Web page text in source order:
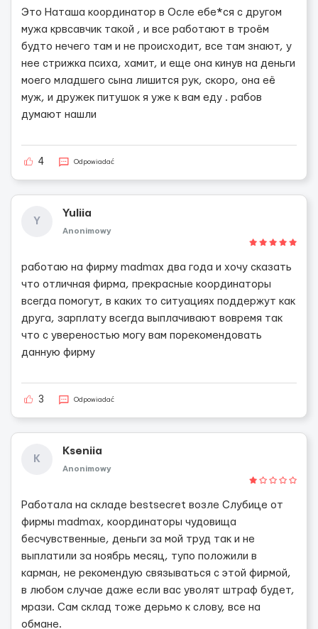
Это Наташа координатор в Осле ебе*ся с другом
мужа крвсавчик такой , и все работают в троём
будто нечего там и не происходит, все там знают, у
нее стрижка психа, хамит, и еще она кинув на деньги
моего младшего сына лишится рук, скоро, она её
муж, и дружек питушок я уже к вам еду . рабов
думают нашли
4 Odpowiadać
Y
Yuliia
Anonimowy
работаю на фирму madmax два года и хочу сказать
что отличная фирма, прекрасные координаторы
всегда помогут, в каких то ситуациях поддержут как
друга, зарплату всегда выплачивают вовремя так
что с увереностью могу вам порекомендовать
данную фирму
3 Odpowiadać
K
Kseniia
Anonimowy
Работала на складе bestsecret возле Слубице от
фирмы madmax, координаторы чудовища
бесчувственные, деньги за мой труд так и не
выплатили за ноябрь месяц, тупо положили в
карман, не рекомендую связываться с этой фирмой,
в любом случае даже если вас уволят штраф будет,
мрази. Сам склад тоже дерьмо к слову, все на
обмане.